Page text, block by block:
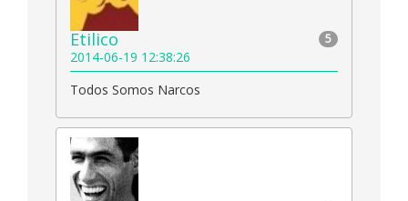
5
Etilico
2014-06-19 12:38:26
Todos Somos Narcos